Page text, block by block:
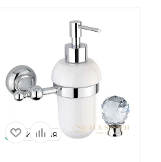
Италия